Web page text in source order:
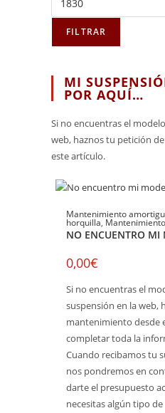
FILTRAR
MI
POR AQUÍ…
Si no encuentras el
web, haznos tu petición
este artículo.
Mantenimiento
horquilla,
NO ENCUENTRO MI
0,00€
Si no encuentras el
suspensión en la web,
mantenimiento desde
completar toda la
Cuando recibamos tu
nos pondremos en
darte el presupuesto
necesitas algún tipo